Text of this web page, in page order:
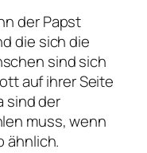
der Papst
die sich die
sind sich
auf ihrer Seite
sind der
muss, wenn
ähnlich.